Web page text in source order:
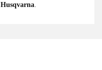
Husqvarna.